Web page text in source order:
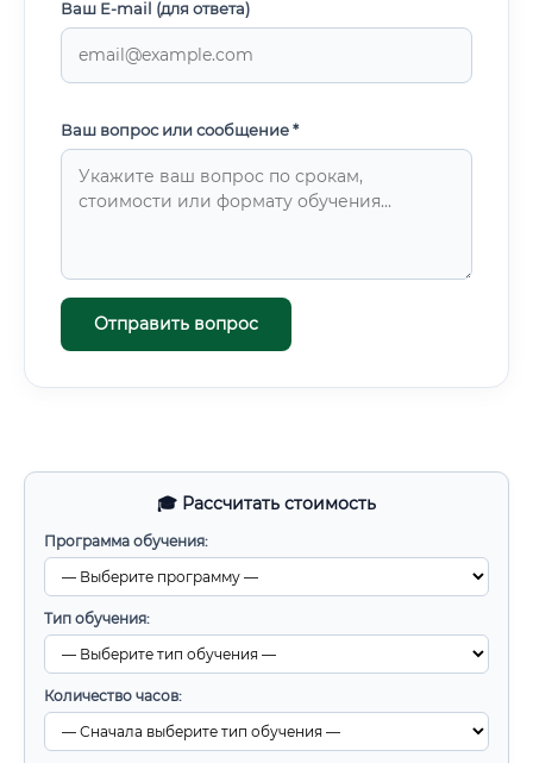
🎓 Рассчитать стоимость
Программа обучения:
Тип обучения:
Количество часов:
Ваш E-mail (для ответа)
Ваш вопрос или сообщение *
Отправить вопрос